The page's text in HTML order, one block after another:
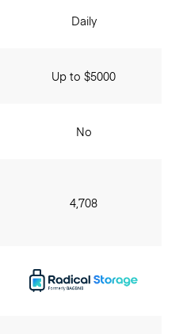
Daily
Up to $5000
No
4,708